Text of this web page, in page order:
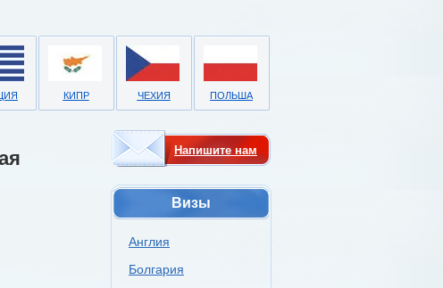
КИПР ЧЕХИЯ ПОЛЬША
Напишите нам
Визы
Англия
Болгария